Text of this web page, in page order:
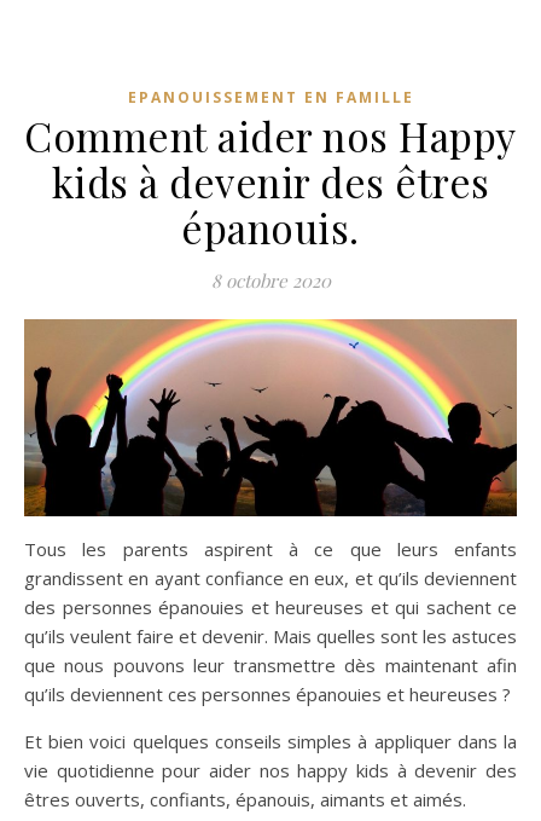
EPANOUISSEMENT EN FAMILLE
Comment aider nos Happy
kids à devenir des êtres
épanouis.
8 octobre 2020
Tous les parents aspirent à ce que leurs enfants
grandissent en ayant confiance en eux, et qu’ils deviennent
des personnes épanouies et heureuses et qui sachent ce
qu’ils veulent faire et devenir. Mais quelles sont les astuces
que nous pouvons leur transmettre dès maintenant afin
qu’ils deviennent ces personnes épanouies et heureuses ?
Et bien voici quelques conseils simples à appliquer dans la
vie quotidienne pour aider nos happy kids à devenir des
êtres ouverts, confiants, épanouis, aimants et aimés.